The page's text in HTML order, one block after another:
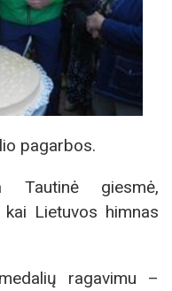
pagarbos.
Tautinė giesmė,
Lietuvos himnas
ragavimu –